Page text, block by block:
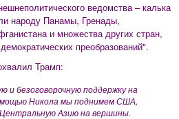
ведомства – калька
народу Панамы, Гренады,
и множества других стран,
преобразований".
Трамп:
и безоговорочную поддержку на
Никола мы поднимем США,
Азию на вершины.